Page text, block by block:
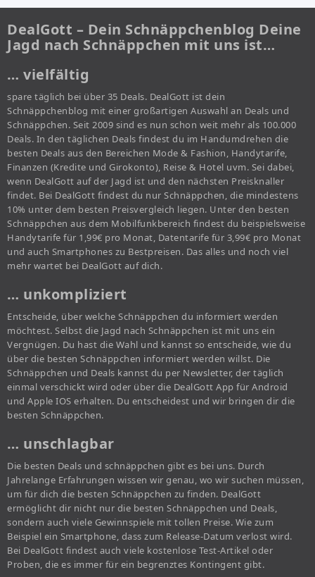
DealGott – Dein Schnäppchenblog Deine
Jagd nach Schnäppchen mit uns ist…
… vielfältig
spare täglich bei über 35 Deals. DealGott ist dein
Schnäppchenblog mit einer großartigen Auswahl an Deals und
Schnäppchen. Seit 2009 sind es nun schon weit mehr als 100.000
Deals. In den täglichen Deals findest du im Handumdrehen die
besten Deals aus den Bereichen Mode & Fashion, Handytarife,
Finanzen (Kredite und Girokonto), Reise & Hotel uvm. Sei dabei,
wenn DealGott auf der Jagd ist und den nächsten Preisknaller
findet. Bei DealGott findest du nur Schnäppchen, die mindestens
10% unter dem besten Preisvergleich liegen. Unter den besten
Schnäppchen aus dem Mobilfunkbereich findest du beispielsweise
Handytarife für 1,99€ pro Monat, Datentarife für 3,99€ pro Monat
und auch Smartphones zu Bestpreisen. Das alles und noch viel
mehr wartet bei DealGott auf dich.
… unkompliziert
Entscheide, über welche Schnäppchen du informiert werden
möchtest. Selbst die Jagd nach Schnäppchen ist mit uns ein
Vergnügen. Du hast die Wahl und kannst so entscheide, wie du
über die besten Schnäppchen informiert werden willst. Die
Schnäppchen und Deals kannst du per Newsletter, der täglich
einmal verschickt wird oder über die DealGott App für Android
und Apple IOS erhalten. Du entscheidest und wir bringen dir die
besten Schnäppchen.
… unschlagbar
Die besten Deals und schnäppchen gibt es bei uns. Durch
Jahrelange Erfahrungen wissen wir genau, wo wir suchen müssen,
um für dich die besten Schnäppchen zu finden. DealGott
ermöglicht dir nicht nur die besten Schnäppchen und Deals,
sondern auch viele Gewinnspiele mit tollen Preise. Wie zum
Beispiel ein Smartphone, dass zum Release-Datum verlost wird.
Bei DealGott findest auch viele kostenlose Test-Artikel oder
Proben, die es immer für ein begrenztes Kontingent gibt.